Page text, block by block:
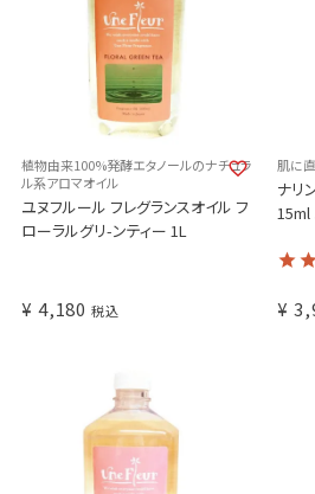
植物由来100%発酵エタノールのナチュラ
ル系アロマオイル
ユヌフルール フレグランスオイル フ
ローラルグリ-ンティー 1L
¥ 4,180 税込
肌に
ナリ
15ml
¥